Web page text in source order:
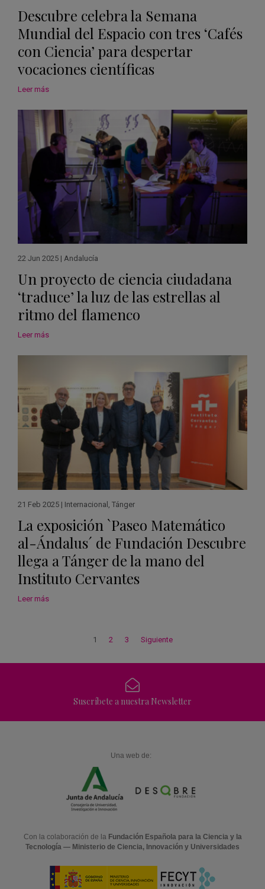
Descubre celebra la Semana
Mundial del Espacio con tres ‘Cafés
con Ciencia’ para despertar
vocaciones científicas
Leer más
22 Jun 2025 | Andalucía
Un proyecto de ciencia ciudadana
‘traduce’ la luz de las estrellas al
ritmo del flamenco
Leer más
21 Feb 2025 | Internacional , Tánger
La exposición `Paseo Matemático
al-Ándalus´ de Fundación Descubre
llega a Tánger de la mano del
Instituto Cervantes
Leer más
1 2 3 Siguiente
Suscríbete a nuestra Newsletter
Una web de:
Con la colaboración de la Fundación Española para la Ciencia y la
Tecnología — Ministerio de Ciencia, Innovación y Universidades